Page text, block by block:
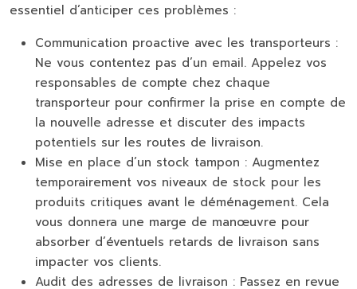
essentiel d’anticiper ces problèmes :
Communication proactive avec les transporteurs :
Ne vous contentez pas d’un email. Appelez vos
responsables de compte chez chaque
transporteur pour confirmer la prise en compte de
la nouvelle adresse et discuter des impacts
potentiels sur les routes de livraison.
Mise en place d’un stock tampon : Augmentez
temporairement vos niveaux de stock pour les
produits critiques avant le déménagement. Cela
vous donnera une marge de manœuvre pour
absorber d’éventuels retards de livraison sans
impacter vos clients.
Audit des adresses de livraison : Passez en revue